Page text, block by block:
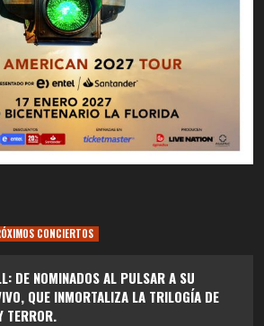
CONCIERTOS
DE NOMINADOS AL PULSAR A SU
QUE INMORTALIZA LA TRILOGÍA DE
TERROR.